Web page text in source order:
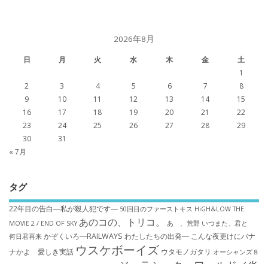
2026年8月
日 月 火 水 木 金
土
1
2
3 4 5 6 7
8
9
10 11 12 13 14
15
16
17 18 19 20 21
22
23
24 25 26 27 28
29
30
31
« 7月
タグ
22年目の告白―私が殺人犯です― 50回目のファーストキス HiGH&LOW THE
MOVIE 2 / END OF SKY あのコの、トリコ。 あゝ、荒野 いつまた、君と
何日君再来 かぞくいろ―RAILWAYS わたしたちの出発― こんな夜更けにバナ
ナかよ 愛しき実話 ウスケボーイズ ウタモノガタリ オーシャンズ８